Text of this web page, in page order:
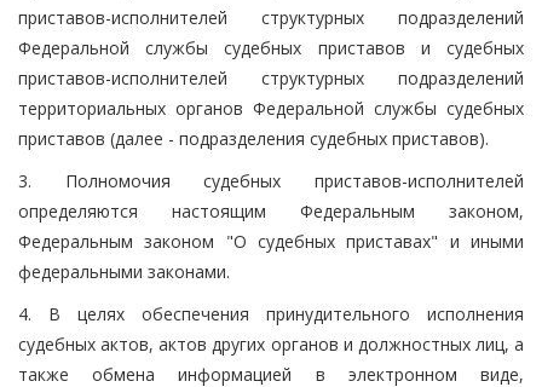
приставов-исполнителей структурных подразделений
Федеральной службы судебных приставов и судебных
приставов-исполнителей структурных подразделений
территориальных органов Федеральной службы судебных
приставов (далее - подразделения судебных приставов).
3. Полномочия судебных приставов-исполнителей
определяются настоящим Федеральным законом,
Федеральным законом "О судебных приставах" и иными
федеральными законами.
4. В целях обеспечения принудительного исполнения
судебных актов, актов других органов и должностных лиц, а
также обмена информацией в электронном виде,